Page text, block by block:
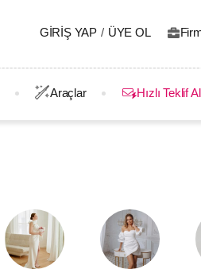
GIRIŞ YAP / ÜYE OL
Araçlar Hızlı Teklif Al